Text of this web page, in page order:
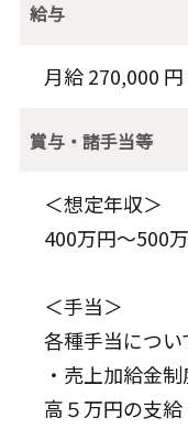
給与
月給 270,000
賞与・諸手当等
＜想定年収＞
400万円～500
＜手当＞
各種手当につ
・売上加給金
高５万円の支